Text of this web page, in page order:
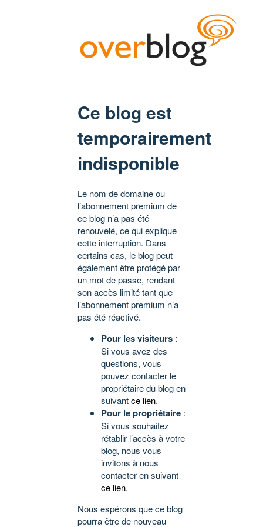
Ce blog est
temporairement
indisponible
Le nom de domaine ou
l’abonnement premium de
ce blog n’a pas été
renouvelé, ce qui explique
cette interruption. Dans
certains cas, le blog peut
également être protégé par
un mot de passe, rendant
son accès limité tant que
l’abonnement premium n’a
pas été réactivé.
Pour les visiteurs :
Si vous avez des
questions, vous
pouvez contacter le
propriétaire du blog en
suivantce lien.
Pour le propriétaire :
Si vous souhaitez
rétablir l’accès à votre
blog, nous vous
invitons à nous
contacter en suivant
ce lien.
Nous espérons que ce blog
pourra être de nouveau